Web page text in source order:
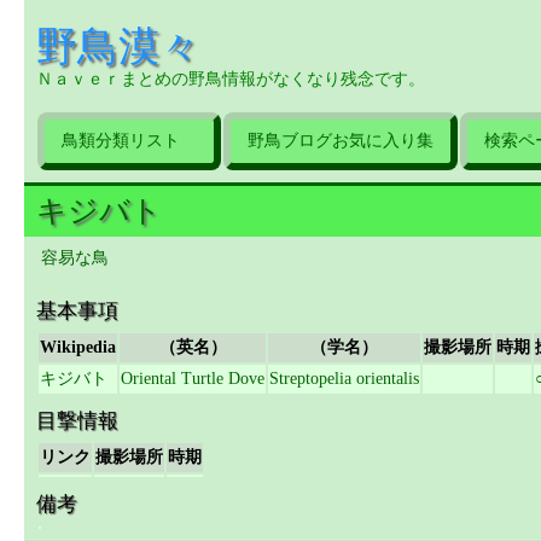
野鳥漠々
Ｎａｖｅｒまとめの野鳥情報がなくなり残念です。
鳥類分類リスト 野鳥ブログお気に入り集 検索ペ
キジバト
容易な鳥
基本事項
Wikipedia （英名） （学名） 撮影場所 時期
キジバト
Oriental Turtle Dove Streptopelia orientalis
目撃情報
リンク 撮影場所 時期
備考